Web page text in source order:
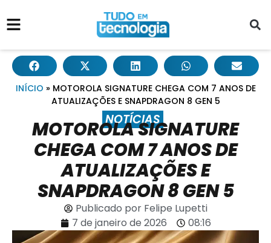
INÍCIO » MOTOROLA SIGNATURE CHEGA COM 7 ANOS DE
ATUALIZAÇÕES E SNAPDRAGON 8 GEN 5
NOTÍCIAS
MOTOROLA SIGNATURE
CHEGA COM 7 ANOS DE
ATUALIZAÇÕES E
SNAPDRAGON 8 GEN 5
Publicado porFelipe Lupetti
7 de janeiro de 2026
08:16